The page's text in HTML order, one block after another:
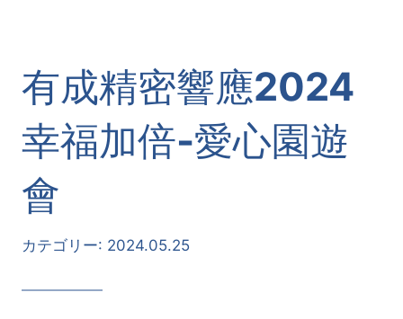
有成精密響應2024
幸福加倍-愛心園遊
會
カテゴリー: 2024.05.25